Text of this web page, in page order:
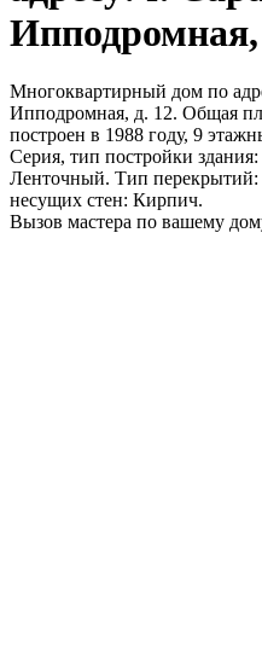
Ипподромная,
Многоквартирный дом по
Ипподромная, д. 12. Общая
построен в 1988 году, 9
Серия, тип постройки
Ленточный. Тип
несущих стен: Кирпич.
Вызов мастера по вашему